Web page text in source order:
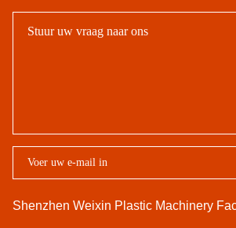
Shenzhen Weixin Plastic Machinery